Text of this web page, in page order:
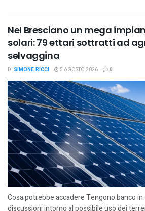
Nel Bresciano un mega
solari: 79 ettari sottratti ad
selvaggina
DI SIMONE RICCI 5 AGOSTO 2026 0
Cosa potrebbe accadere Tengono banco
discussioni intorno al possibile uso dei